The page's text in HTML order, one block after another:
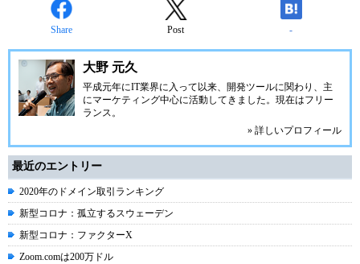
Share Post -
大野 元久
平成元年にIT業界に入って以来、開発ツールに関わり、主
にマーケティング中心に活動してきました。現在はフリー
ランス。
» 詳しいプロフィール
最近のエントリー
2020年のドメイン取引ランキング
新型コロナ：孤立するスウェーデン
新型コロナ：ファクターX
Zoom.comは200万ドル